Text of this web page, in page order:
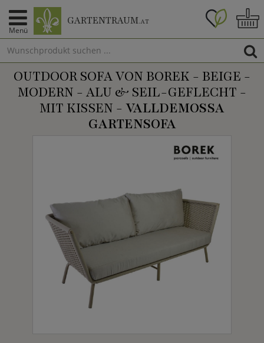
Menü
GARTENTRAUM.AT
OUTDOOR SOFA VON BOREK - BEIGE -
MODERN - ALU & SEIL-GEFLECHT -
MIT KISSEN - VALLDEMOSSA
GARTENSOFA